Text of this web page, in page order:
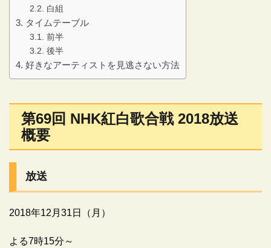
白組
タイムテーブル
前半
後半
好きなアーティストを見逃さない方法
第69回 NHK紅白歌合戦 2018放送
概要
放送
2018年12月31日（月）
よる7時15分～